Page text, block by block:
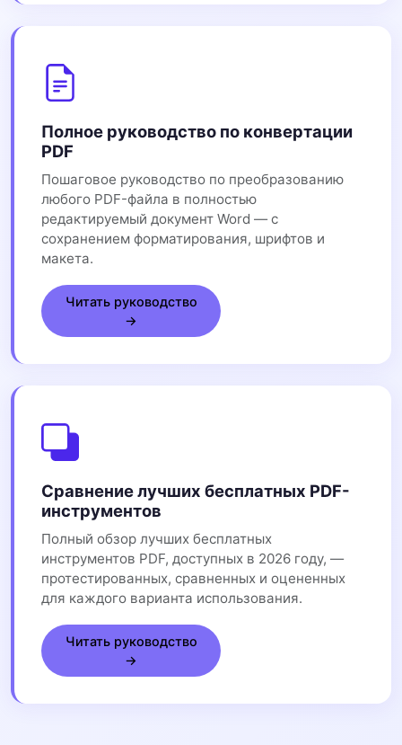
Полное руководство по конвертации
PDF
Пошаговое руководство по преобразованию
любого PDF-файла в полностью
редактируемый документ Word — с
сохранением форматирования, шрифтов и
макета.
Читать руководство
→
Сравнение лучших бесплатных PDF-
инструментов
Полный обзор лучших бесплатных
инструментов PDF, доступных в 2026 году, —
протестированных, сравненных и оцененных
для каждого варианта использования.
Читать руководство
→